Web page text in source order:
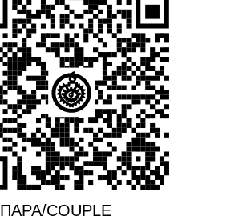
ПАРА/COUPLE